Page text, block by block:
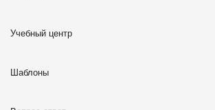
Учебный центр
Шаблоны